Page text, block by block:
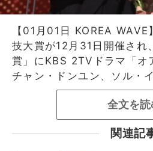
【01月01日 KOREA
技大賞が12月31日開催され
賞」にKBS 2TVドラマ「オ
チャン・ドンユン、ソル・
全文を読
関連記